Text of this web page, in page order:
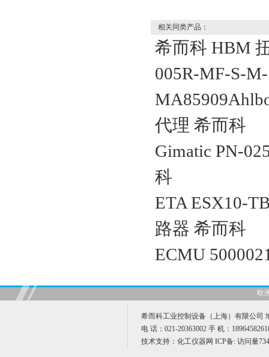
相关同类产品：
希而科 HBM
005R-MF-S-M-
代理 希而科
Gimatic PN-
科
ETA ESX10-
路器 希而科
ECMU
欧
希而科工业控制设备（上海）有限公司
电 话：021-20363002 手 机：
技术支持： 化工仪器网 ICP备: 访问量